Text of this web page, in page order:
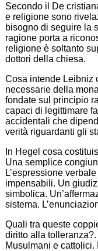
Secondo il De
e religione sono
bisogno di seguire la
ragione porta a
religione è soltanto
dottori della chiesa.
Cosa intende Leibniz
necessarie della
fondate sul principio
capaci di legittimare
accidentali che
verità riguardanti gli
In Hegel cosa
Una semplice
L’espressione
impensabili. Un
simbolica.
sistema.
Quali tra queste
diritto alla
Musulmani e